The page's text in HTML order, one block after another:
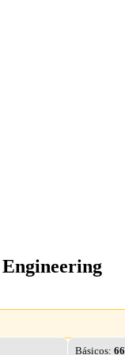
Básicos:66